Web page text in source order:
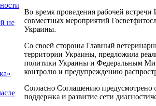
не
Во время проведения рабочей
совместных мероприятий
Украины.
Со своей стороны Главный
территории Украины, предложила
политики Украины и Федеральным
контролю и предупреждению
Согласно Соглашению предусмотрено
поддержка и развитие сети